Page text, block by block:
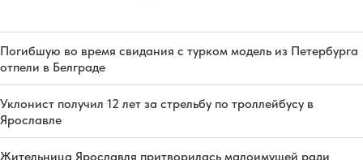
Погибшую во время свидания с турком модель из Петербурга
отпели в Белграде
Уклонист получил 12 лет за стрельбу по троллейбусу в
Ярославле
Жительница Ярославля притворилась малоимущей ради